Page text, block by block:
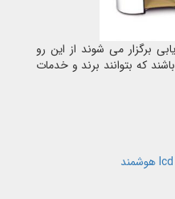
برگزار می شوند از این رو
که بتوانند برند و خدمات